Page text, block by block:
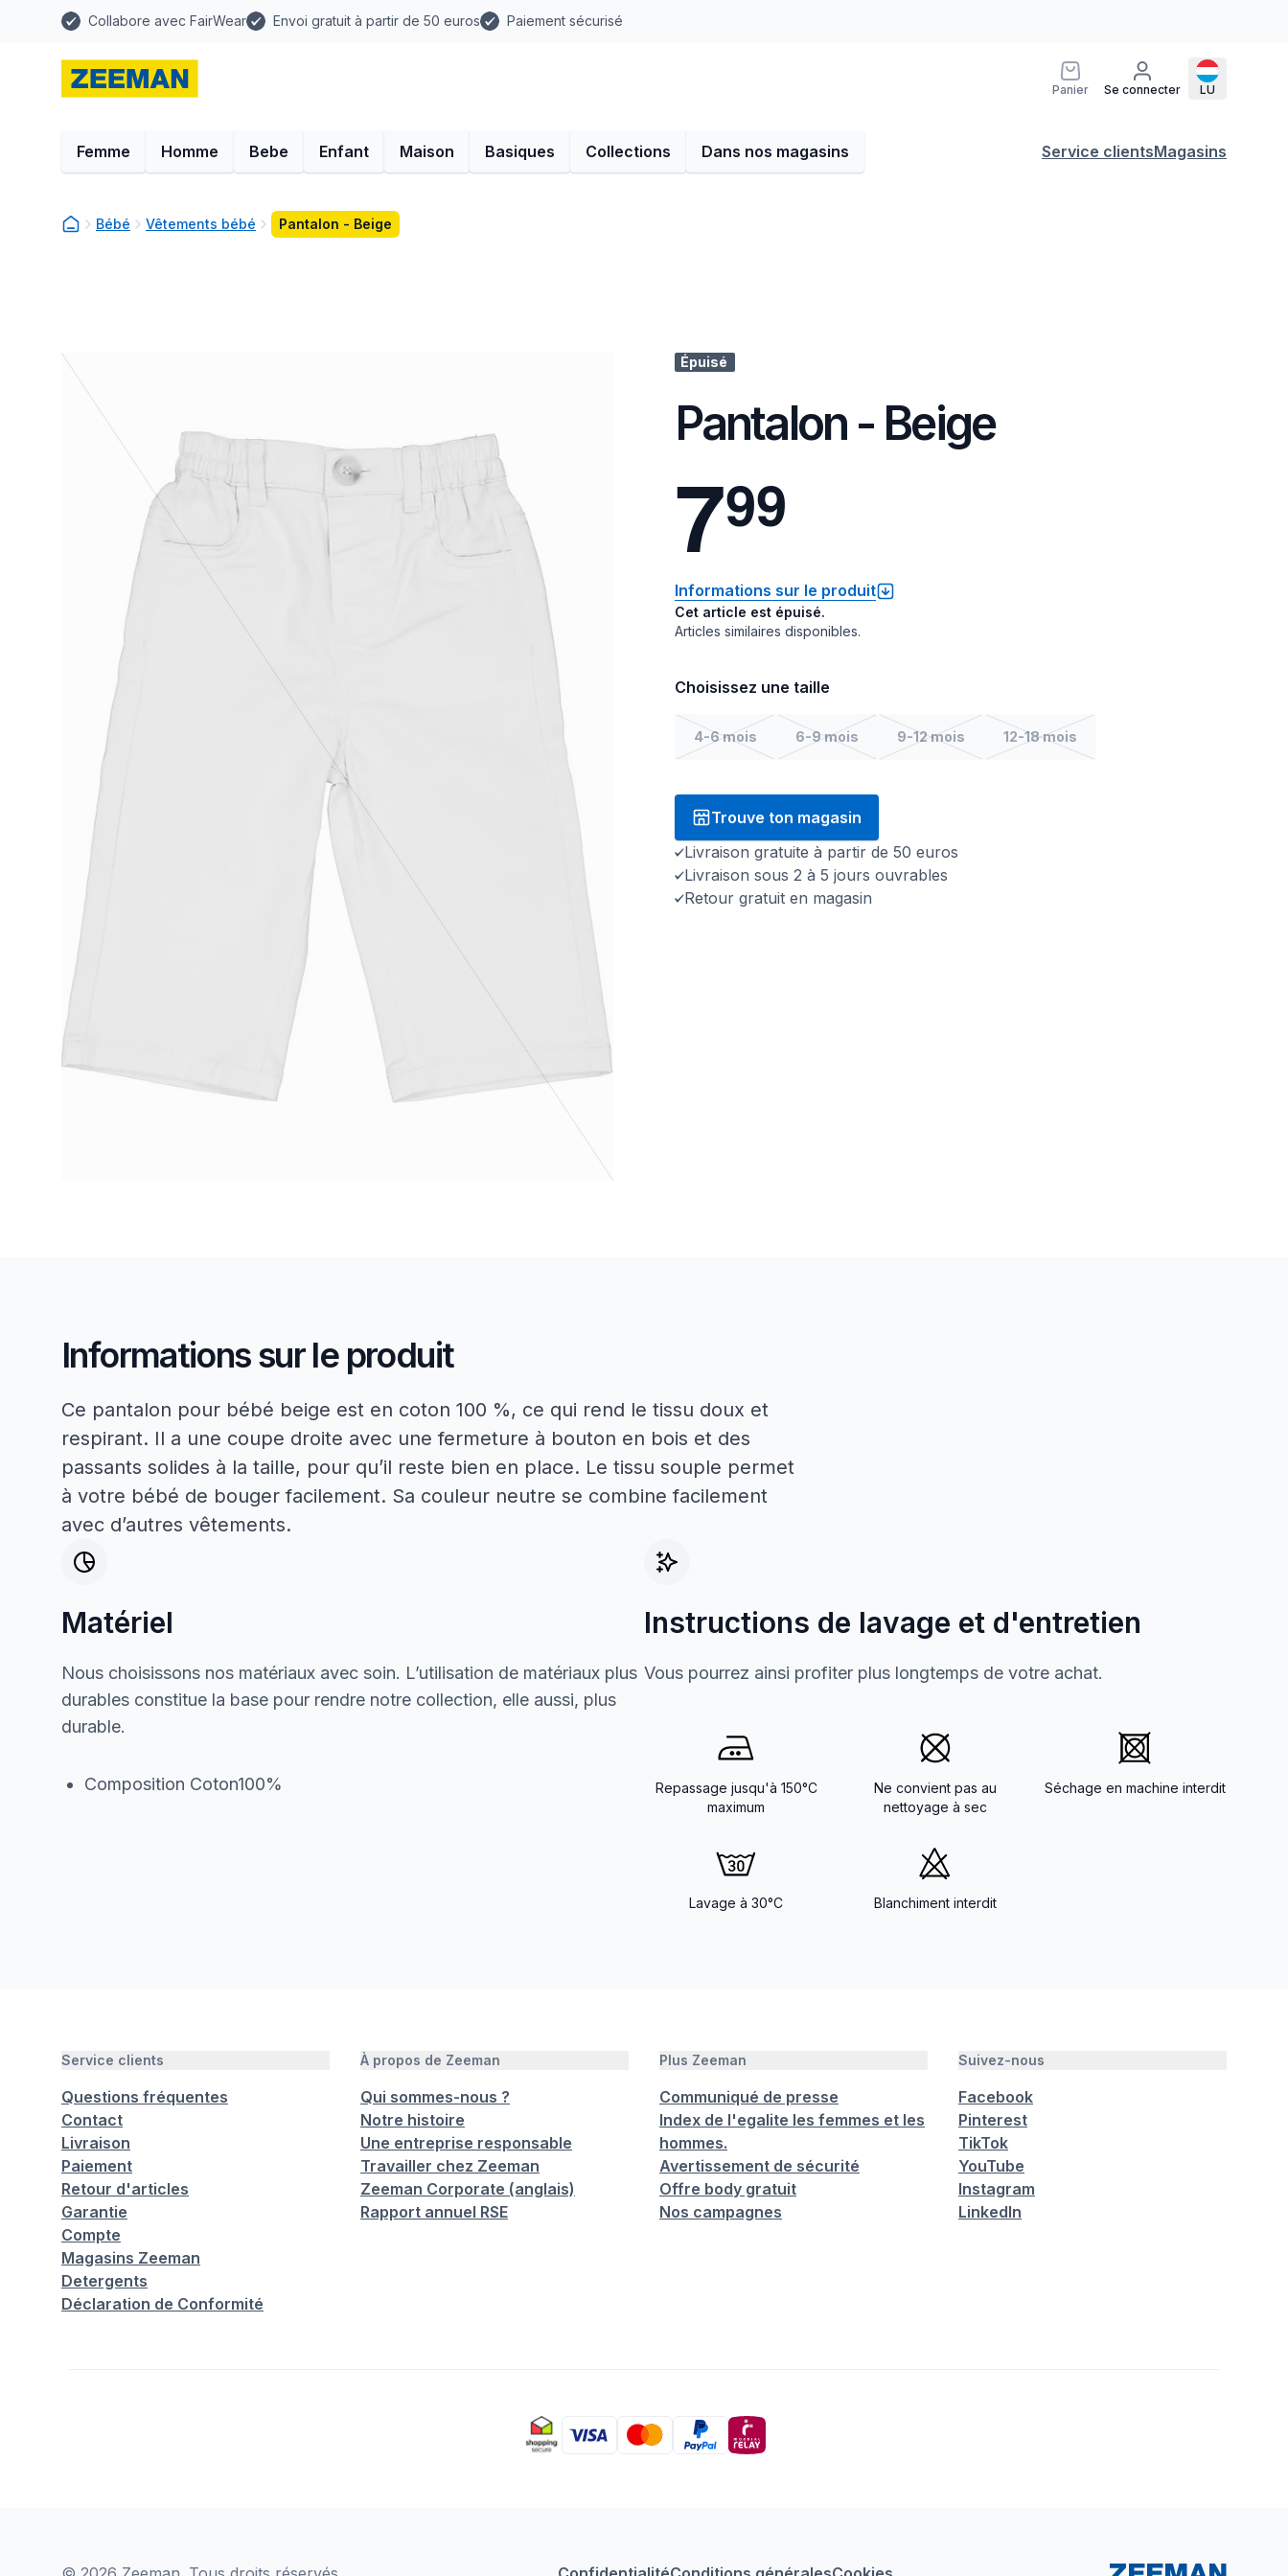
Collabore avec FairWear Envoi gratuit à partir de 50 euros Paiement sécurisé
Panier Se connecter LU
Femme Homme Bebe Enfant Maison Basiques Collections Dans nos magasins Service clientsMagasins
Bébé Vêtements bébé Pantalon - Beige
Épuisé
Pantalon - Beige
799
Informations sur le produit
Cet article est épuisé.
Articles similaires disponibles.
Choisissez une taille
4-6 mois 6-9 mois 9-12 mois 12-18 mois
Trouve ton magasin
Livraison gratuite à partir de 50 euros
Livraison sous 2 à 5 jours ouvrables
Retour gratuit en magasin
Informations sur le produit
Ce pantalon pour bébé beige est en coton 100 %, ce qui rend le tissu doux et
respirant. Il a une coupe droite avec une fermeture à bouton en bois et des
passants solides à la taille, pour qu’il reste bien en place. Le tissu souple permet
à votre bébé de bouger facilement. Sa couleur neutre se combine facilement
avec d’autres vêtements.
Matériel
Nous choisissons nos matériaux avec soin. L’utilisation de matériaux plus
durables constitue la base pour rendre notre collection, elle aussi, plus
durable.
Composition Coton100%
Instructions de lavage et d'entretien
Vous pourrez ainsi profiter plus longtemps de votre achat.
Repassage jusqu'à 150°C
maximum
Ne convient pas au
nettoyage à sec
Séchage en machine interdit
Lavage à 30°C Blanchiment interdit
Service clients
Questions fréquentes
Contact
Livraison
Paiement
Retour d'articles
Garantie
Compte
Magasins Zeeman
Detergents
Déclaration de Conformité
À propos de Zeeman
Qui sommes-nous ?
Notre histoire
Une entreprise responsable
Travailler chez Zeeman
Zeeman Corporate (anglais)
Rapport annuel RSE
Plus Zeeman
Communiqué de presse
Index de l'egalite les femmes et les
hommes.
Avertissement de sécurité
Offre body gratuit
Nos campagnes
Suivez-nous
Facebook
Pinterest
TikTok
YouTube
Instagram
LinkedIn